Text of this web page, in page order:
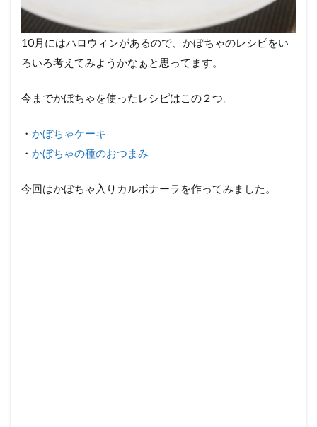
10月にはハロウィンがあるので、かぼちゃのレシピをい
ろいろ考えてみようかなぁと思ってます。
今までかぼちゃを使ったレシピはこの２つ。
・ かぼちゃケーキ
・ かぼちゃの種のおつまみ
今回はかぼちゃ入りカルボナーラを作ってみました。